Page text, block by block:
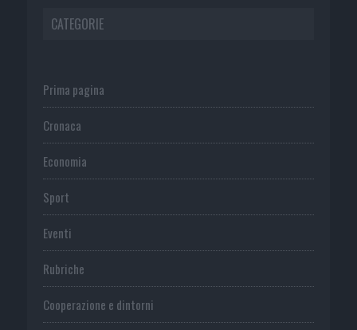
CATEGORIE
Prima pagina
Cronaca
Economia
Sport
Eventi
Rubriche
Cooperazione e dintorni